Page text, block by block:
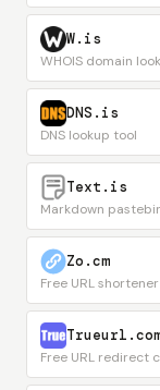
W.is
WHOIS domain
DNS.is
DNS lookup tool
Text.is
Markdown
Zo.cm
Free URL shortener
Free URL redirect